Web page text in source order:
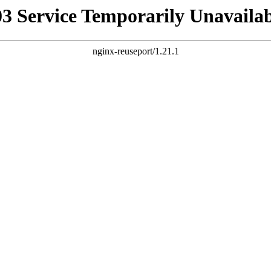
Service Temporarily
nginx-reuseport/1.21.1